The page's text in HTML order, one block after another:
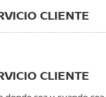
CLIENTE
CLIENTE